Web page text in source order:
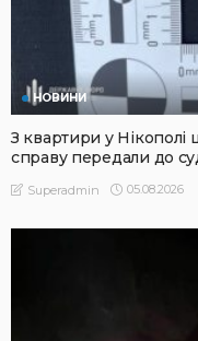
НОВИНИ
З квартири у Нікополі
справу передали до
Superadmin 05.08.2026